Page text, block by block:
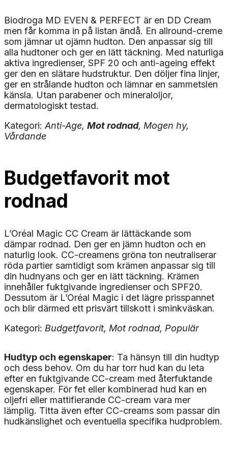
Biodroga MD EVEN & PERFECT är en DD Cream
men får komma in på listan ändå. En allround-creme
som jämnar ut ojämn hudton. Den anpassar sig till
alla hudtoner och ger en lätt täckning. Med naturliga
aktiva ingredienser, SPF 20 och anti-ageing effekt
ger den en slätare hudstruktur. Den döljer fina linjer,
ger en strålande hudton och lämnar en sammetslen
känsla. Utan parabener och mineraloljor,
dermatologiskt testad.
Kategori: Anti-Age, Mot rodnad, Mogen hy,
Vårdande
Budgetfavorit mot
rodnad
L’Oréal Magic CC Cream är lättäckande som
dämpar rodnad. Den ger en jämn hudton och en
naturlig look. CC-creamens gröna ton neutraliserar
röda partier samtidigt som krämen anpassar sig till
din hudnyans och ger en lätt täckning. Krämen
innehåller fuktgivande ingredienser och SPF20.
Dessutom är L’Oréal Magic i det lägre prisspannet
och blir därmed ett prisvärt tillskott i sminkväskan.
Kategori: Budgetfavorit, Mot rodnad, Populär
Hudtyp och egenskaper: Ta hänsyn till din hudtyp
och dess behov. Om du har torr hud kan du leta
efter en fuktgivande CC-cream med återfuktande
egenskaper. För fet eller kombinerad hud kan en
oljefri eller mattifierande CC-cream vara mer
lämplig. Titta även efter CC-creams som passar din
hudkänslighet och eventuella specifika hudproblem.